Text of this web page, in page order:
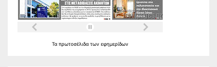
Τα πρωτοσέλιδα των εφημερίδων